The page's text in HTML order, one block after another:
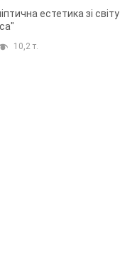
естетика зі світу
10,2 т.